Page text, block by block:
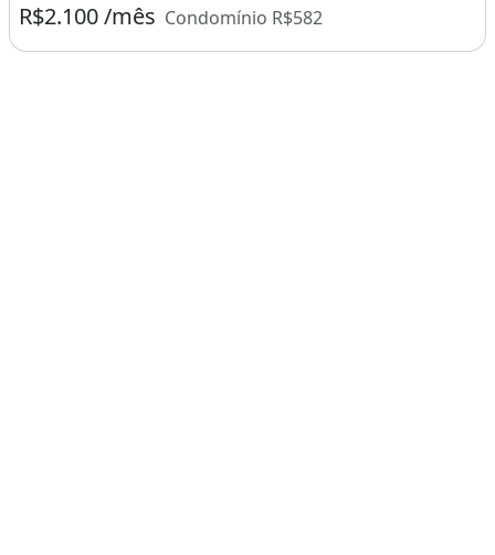
R$2.100 /mês Condomínio R$582